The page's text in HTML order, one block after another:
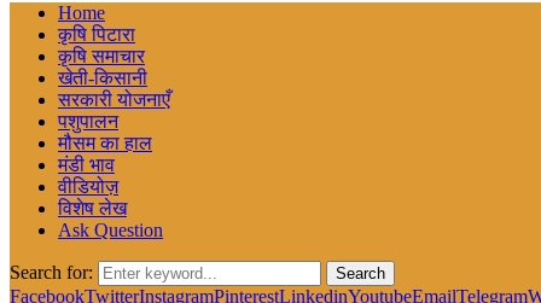
Home
कृषि पिटारा
कृषि समाचार
खेती-किसानी
सरकारी योजनाएँ
पशुपालन
मौसम का हाल
मंडी भाव
वीडियोज़
विशेष लेख
Ask Question
Search for: Search
FacebookTwitterInstagramPinterestLinkedinYoutubeEmailTelegram